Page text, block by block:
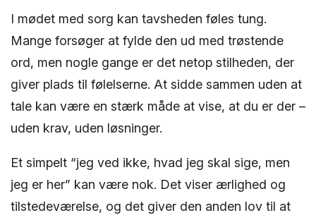
I mødet med sorg kan tavsheden føles tung.
Mange forsøger at fylde den ud med trøstende
ord, men nogle gange er det netop stilheden, der
giver plads til følelserne. At sidde sammen uden at
tale kan være en stærk måde at vise, at du er der –
uden krav, uden løsninger.
Et simpelt “jeg ved ikke, hvad jeg skal sige, men
jeg er her” kan være nok. Det viser ærlighed og
tilstedeværelse, og det giver den anden lov til at